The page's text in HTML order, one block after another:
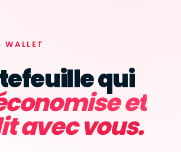
WALLET
qui
et
avec vous.